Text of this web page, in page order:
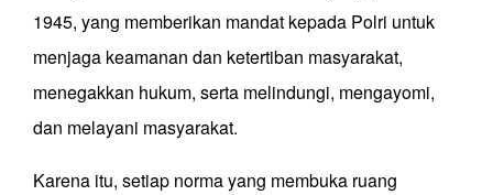
1945, yang memberikan mandat kepada Polri untuk
menjaga keamanan dan ketertiban masyarakat,
menegakkan hukum, serta melindungi, mengayomi,
dan melayani masyarakat.
Karena itu, setiap norma yang membuka ruang